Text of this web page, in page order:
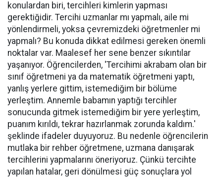
konulardan biri, tercihleri kimlerin yapması
gerektiğidir. Tercihi uzmanlar mı yapmalı, aile mi
yönlendirmeli, yoksa çevremizdeki öğretmenler mi
yapmalı? Bu konuda dikkat edilmesi gereken önemli
noktalar var. Maalesef her sene benzer sıkıntılar
yaşanıyor. Öğrencilerden, 'Tercihimi akrabam olan bir
sınıf öğretmeni ya da matematik öğretmeni yaptı,
yanlış yerlere gittim, istemediğim bir bölüme
yerleştim. Annemle babamın yaptığı tercihler
sonucunda gitmek istemediğim bir yere yerleştim,
puanım kırıldı, tekrar hazırlanmak zorunda kaldım.'
şeklinde ifadeler duyuyoruz. Bu nedenle öğrencilerin
mutlaka bir rehber öğretmene, uzmana danışarak
tercihlerini yapmalarını öneriyoruz. Çünkü tercihte
yapılan hatalar, geri dönülmesi güç sonuçlara yol